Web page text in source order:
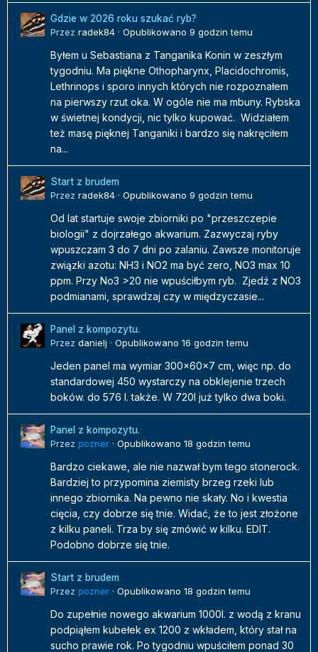
Gdzie w 2026 roku szukać ryb?
Przez radek84 · Opublikowano 9 godzin temu
Byłem u Sebastiana z Tanganika Konin w zeszłym
tygodniu. Ma piękne Othopharynx, Placidochromis,
Lethrinops i sporo innych których nie rozpoznałem
na pierwszy rzut oka. W ogóle nie ma mbuny. Rybska
w świetnej kondycji, nic tylko kupować. Widziałem
też masę pięknej Tanganiki i bardzo się nakręciłem
na...
Start z brudem
Przez radek84 · Opublikowano 9 godzin temu
Od lat startuje swoje zbiorniki po "przeszczepie
biologii" z dojrzałego akwarium. Zazwyczaj ryby
wpuszczam 3 do 7 dni po zalaniu. Zawsze monitoruje
związki azotu: NH3 i NO2 ma być zero, NO3 max 10
ppm. Przy No3 >20 nie wpuściłbym ryb. Zjedź z NO3
podmianami, sprawdzaj czy w międzyczasie...
Panel z kompozytu.
Przez danielj · Opublikowano 16 godzin temu
Jeden panel ma wymiar 300x60x7 cm, więc np. do
standardowej 450 wystarczy na obklejenie trzech
boków. do 576 l. także. W 720l już tylko dwa boki.
Panel z kompozytu.
Przez pozner · Opublikowano 18 godzin temu
Bardzo ciekawe, ale nie nazwał bym tego stonerock.
Bardziej to przypomina ziemisty brzeg rzeki lub
innego zbiornika. Na pewno nie skały. No i kwestia
cięcia, czy dobrze się tnie. Widać, że to jest złożone
z kilku paneli. Trza by się zmówić w kilku. EDIT.
Podobno dobrze się tnie.
Start z brudem
Przez pozner · Opublikowano 18 godzin temu
Do zupełnie nowego akwarium 1000l. z wodą z kranu
podpiąłem kubełek ex 1200 z wkładem, który stał na
sucho prawie rok. Po tygodniu wpuściłem ponad 30